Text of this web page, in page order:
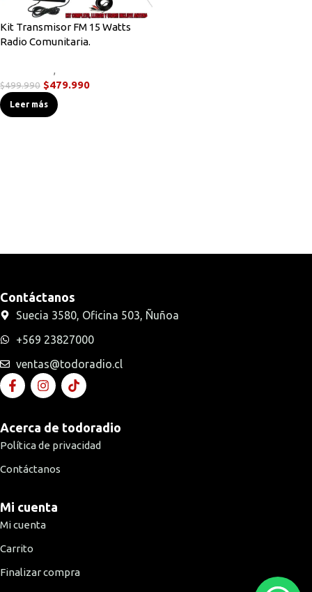
Kit Transmisor FM 15 Watts
Radio Comunitaria.
,
$499.990 $479.990
Leer más
Contáctanos
Suecia 3580, Oficina 503, Ñuñoa
+569 23827000
ventas@todoradio.cl
Acerca de todoradio
Política de privacidad
Contáctanos
Mi cuenta
Mi cuenta
Carrito
Finalizar compra